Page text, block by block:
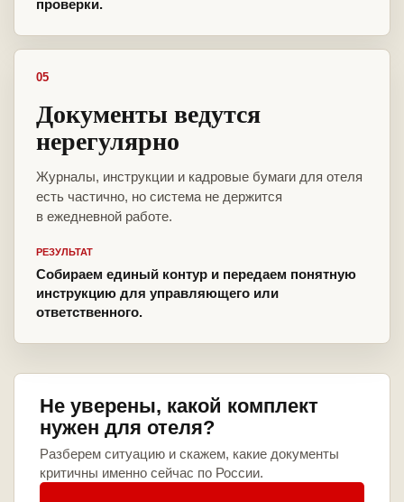
проверки.
05
Документы ведутся
нерегулярно
Журналы, инструкции и кадровые бумаги для отеля
есть частично, но система не держится
в ежедневной работе.
РЕЗУЛЬТАТ
Собираем единый контур и передаем понятную
инструкцию для управляющего или
ответственного.
Не уверены, какой комплект
нужен для отеля?
Разберем ситуацию и скажем, какие документы
критичны именно сейчас по России.